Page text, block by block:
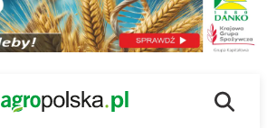
Main Logo